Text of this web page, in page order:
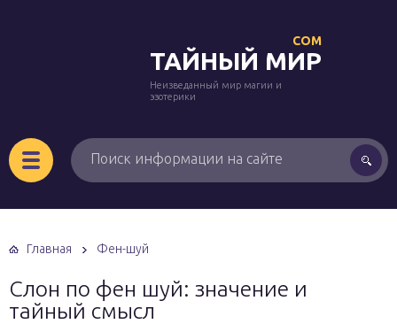
ТАЙНЫЙ МИР
COM
Неизведанный мир магии и
эзотерики
Главная Фен-шуй
Слон по фен шуй: значение и
тайный смысл